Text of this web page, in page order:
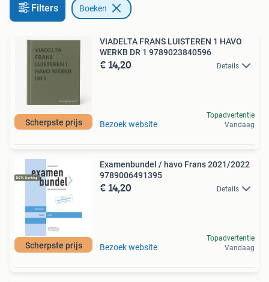
Filters Boeken
Scherpste prijs
VIADELTA FRANS LUISTEREN 1 HAVO
WERKB DR 1 9789023840596
€ 14,20 Details
Bezoek website
Topadvertentie
Vandaag
Scherpste prijs
Examenbundel / havo Frans 2021/2022
9789006491395
€ 14,20 Details
Bezoek website
Topadvertentie
Vandaag